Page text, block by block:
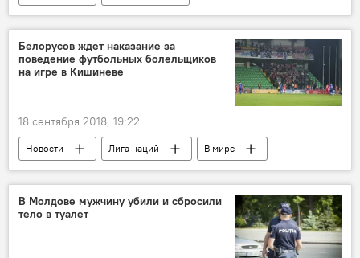
Происшествия
Республика Молдова
таможенники
собака
Белорусов ждет наказание за
поведение футбольных болельщиков
на игре в Кишиневе
18 сентября 2018, 19:22
Новости Лига наций
В мире
Республика Молдова
УЕФА
Лига наций
болельщики
Спорт
Беларусь
В Молдове мужчину убили и сбросили
тело в туалет